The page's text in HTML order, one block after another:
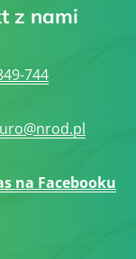
z nami
744
na Facebooku